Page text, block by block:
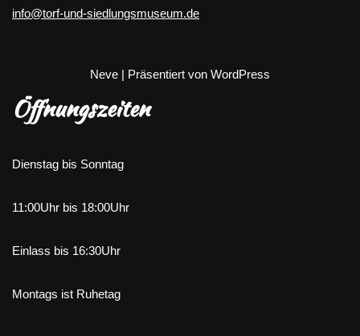
info@torf-und-siedlungsmuseum.de
Neve | Präsentiert von WordPress
Öffnungszeiten
Dienstag bis Sonntag
11:00Uhr bis 18:00Uhr
Einlass bis 16:30Uhr
Montags ist Ruhetag